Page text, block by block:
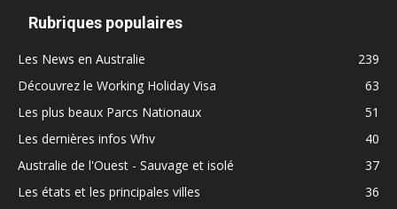
Rubriques populaires
Les News en Australie
239
Découvrez le Working Holiday Visa
63
Les plus beaux Parcs Nationaux
51
Les dernières infos Whv
40
Australie de l'Ouest - Sauvage et isolé
37
Les états et les principales villes
36